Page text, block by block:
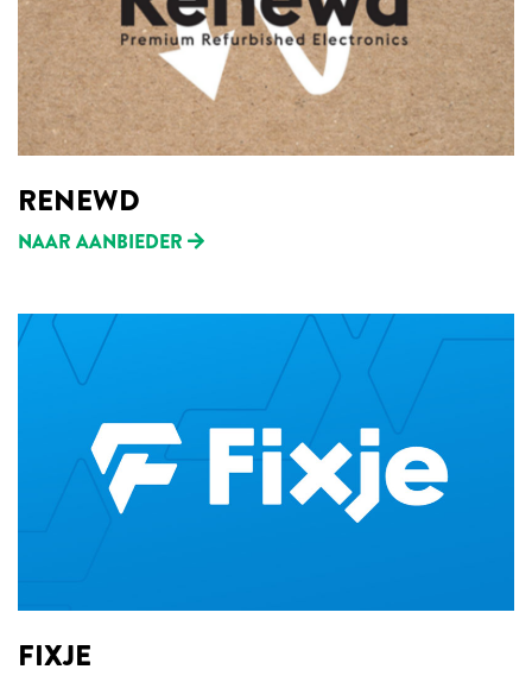
RENEWD
NAAR AANBIEDER
FIXJE